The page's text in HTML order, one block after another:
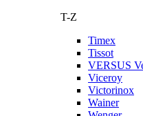
T-Z
Timex
Tissot
VERSUS
Viceroy
Victorinox
Wainer